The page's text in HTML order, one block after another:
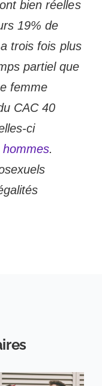
bien réelles
19% de
trois fois plus
partiel que
femme
CAC 40
ci
.